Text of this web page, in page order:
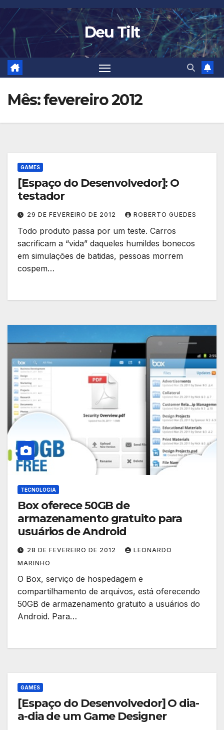
Skip
to
content
Deu Tilt
Mês:fevereiro 2012
GAMES
[Espaço do Desenvolvedor]: O
testador
29 DE FEVEREIRO DE 2012 ROBERTO GUEDES
Todo produto passa por um teste. Carros
sacrificam a “vida” daqueles humildes bonecos
em simulações de batidas, pessoas morrem
cospem…
TECNOLOGIA
Box oferece 50GB de
armazenamento gratuito para
usuários de Android
28 DE FEVEREIRO DE 2012
LEONARDO
MARINHO
O Box, serviço de hospedagem e
compartilhamento de arquivos, está oferecendo
50GB de armazenamento gratuito a usuários do
Android. Para…
GAMES
[Espaço do Desenvolvedor] O dia-
a-dia de um Game Designer